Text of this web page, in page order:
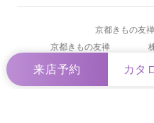
来店予約 カタ
九州
京都きもの友
京都きもの友禅